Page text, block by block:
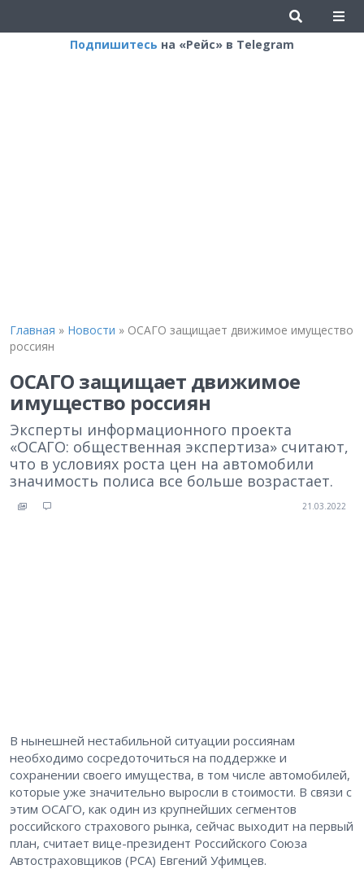
Подпишитесь на «Рейс» в Telegram
Главная » Новости » ОСАГО защищает движимое имущество
россиян
ОСАГО защищает движимое
имущество россиян
Эксперты информационного проекта
«ОСАГО: общественная экспертиза» считают,
что в условиях роста цен на автомобили
значимость полиса все больше возрастает.
21.03.2022
В нынешней нестабильной ситуации россиянам
необходимо сосредоточиться на поддержке и
сохранении своего имущества, в том числе автомобилей,
которые уже значительно выросли в стоимости. В связи с
этим ОСАГО, как один из крупнейших сегментов
российского страхового рынка, сейчас выходит на первый
план, считает вице-президент Российского Союза
Автостраховщиков (РСА) Евгений Уфимцев.